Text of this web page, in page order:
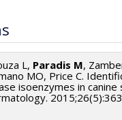
L, Paradis M,
MO, Price C.
isoenzymes in canine